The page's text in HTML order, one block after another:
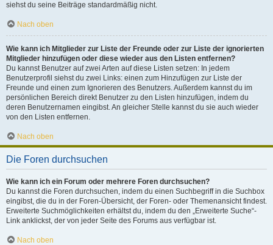
siehst du seine Beiträge standardmäßig nicht.
Nach oben
Wie kann ich Mitglieder zur Liste der Freunde oder zur Liste der ignorierten
Mitglieder hinzufügen oder diese wieder aus den Listen entfernen?
Du kannst Benutzer auf zwei Arten auf diese Listen setzen: In jedem
Benutzerprofil siehst du zwei Links: einen zum Hinzufügen zur Liste der
Freunde und einen zum Ignorieren des Benutzers. Außerdem kannst du im
persönlichen Bereich direkt Benutzer zu den Listen hinzufügen, indem du
deren Benutzernamen eingibst. An gleicher Stelle kannst du sie auch wieder
von den Listen entfernen.
Nach oben
Die Foren durchsuchen
Wie kann ich ein Forum oder mehrere Foren durchsuchen?
Du kannst die Foren durchsuchen, indem du einen Suchbegriff in die Suchbox
eingibst, die du in der Foren-Übersicht, der Foren- oder Themenansicht findest.
Erweiterte Suchmöglichkeiten erhältst du, indem du den „Erweiterte Suche“-
Link anklickst, der von jeder Seite des Forums aus verfügbar ist.
Nach oben